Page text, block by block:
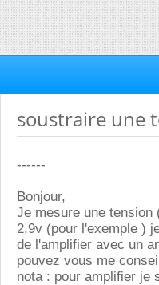
soustraire une
------
Bonjour,
Je mesure une tension
2,9v (pour l'exemple )
de l'amplifier avec un
pouvez vous me
nota : pour amplifier je